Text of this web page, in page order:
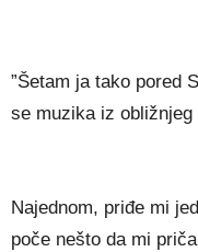
”Šetam ja tako
se muzika iz
Najednom, priđe mi
poče nešto da mi